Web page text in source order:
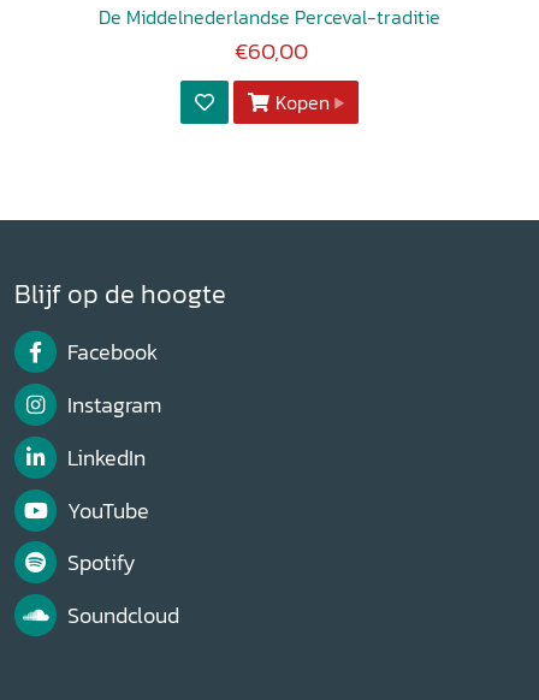
De Middelnederlandse Perceval-traditie
€60,00
Kopen
Blijf op de hoogte
Facebook
Instagram
LinkedIn
YouTube
Spotify
Soundcloud